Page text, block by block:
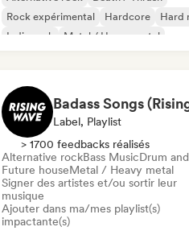
Rock expérimental
Hardcore
Hard
Indie rock
Metal / Heavy metal
Label, Playlist
> 1700 feedbacks réalisés
Alternative rockBass MusicDrum
Future houseMetal / Heavy metal
Signer des artistes et/ou sortir leur
musique
Ajouter dans ma/mes playlist(s)
impactante(s)